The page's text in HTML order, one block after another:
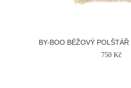
BY-BOO BÉŽOVÝ
750 Kč